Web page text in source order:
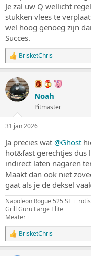
Je zal uw Q wellicht
stukken vlees te
wel hoog genoeg zijn
Succes.
W
a
r
d
e
i
n
g
e
n
:
BrisketChris
Noah
Pitmaster
31 jan 2026
Ja precies wat @Ghost
hot&fast gerechtjes dus
indirect laten nagaren
Maakt dan ook niet
gaat als je de deksel
Napoleon Rogue 525 SE +
Grill Guru Large Elite
Meater +
W
a
BrisketChris